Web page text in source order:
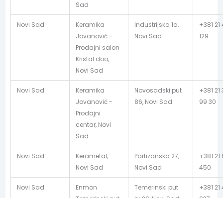
Sad
Novi Sad
Keramika
Jovanović -
Prodajni salon
Kristal doo,
Novi Sad
Industrijska 1a,
Novi Sad
+381
129
Novi Sad
Keramika
Jovanović -
Prodajni
centar, Novi
Sad
Novosadski put
86, Novi Sad
+381 21
99 30
Novi Sad
Kerametal,
Novi Sad
Partizanska 27,
Novi Sad
+381 21
450
Novi Sad
Enmon
Temerinski put
+381 21